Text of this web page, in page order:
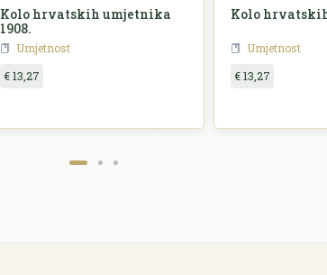
Kolo hrvatskih umjetnika
1908.
Umjetnost
€ 13,27
Kolo
Umjetnost
€ 13,27